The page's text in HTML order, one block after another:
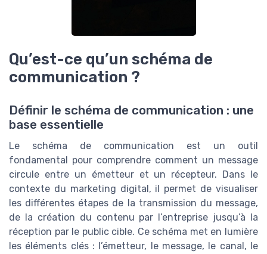
Qu’est-ce qu’un schéma de
communication ?
Définir le schéma de communication : une
base essentielle
Le schéma de communication est un outil
fondamental pour comprendre comment un message
circule entre un émetteur et un récepteur. Dans le
contexte du marketing digital, il permet de visualiser
les différentes étapes de la transmission du message,
de la création du contenu par l’entreprise jusqu’à la
réception par le public cible. Ce schéma met en lumière
les éléments clés : l’émetteur, le message, le canal, le